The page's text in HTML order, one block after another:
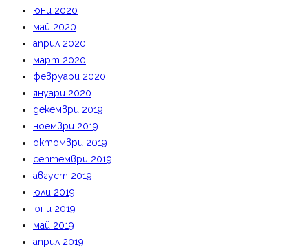
юни 2020
май 2020
април 2020
март 2020
февруари 2020
януари 2020
декември 2019
ноември 2019
октомври 2019
септември 2019
август 2019
юли 2019
юни 2019
май 2019
април 2019